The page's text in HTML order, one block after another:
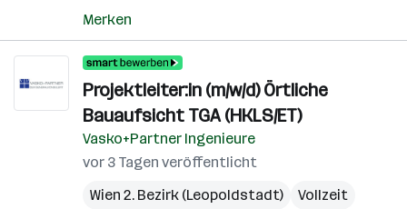
Merken
Projektleiter:in (m/w/d) Örtliche
Bauaufsicht TGA (HKLS/ET)
Vasko+Partner Ingenieure
vor 3 Tagen veröffentlicht
Wien 2. Bezirk (Leopoldstadt)
Vollzeit